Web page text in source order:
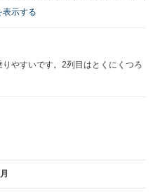
で良かったです。シートのクッショ
思ってました。
一つかなと思います。
示する
やすいです。2列目はとくにくつろ